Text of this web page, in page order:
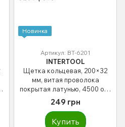
Новинка
Артикул: BT-6201
INTERTOOL
Щетка кольцевая, 200×32
мм, витая проволока
покрытая латунью, 4500 об/
мин INTERTOOL BT-6201
249 грн
Купить